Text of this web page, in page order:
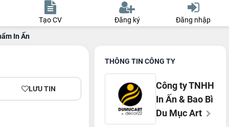
Tạo CV Đăng ký Đăng nhập
In Ấn
LƯU TIN
THÔNG TIN CÔNG TY
Công ty TNHH
In Ấn & Bao Bì
Du Mục Art